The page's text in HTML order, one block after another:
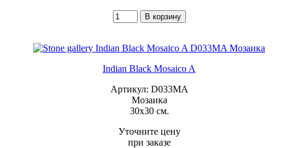
Indian Black Mosaico A
Артикул: D033MA
Мозаика
30x30 см.
Уточните цену
при заказе